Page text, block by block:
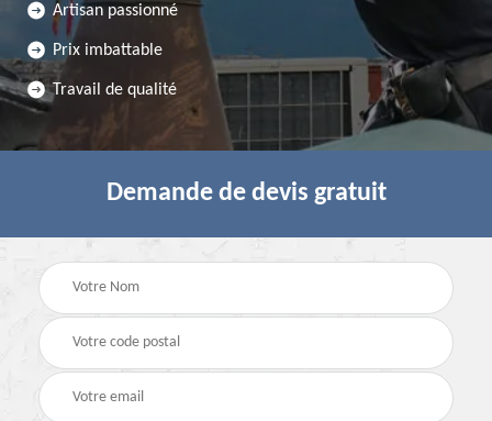
Artisan passionné
Prix imbattable
Travail de qualité
Demande de devis gratuit